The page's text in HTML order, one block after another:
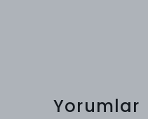
Yorumlar